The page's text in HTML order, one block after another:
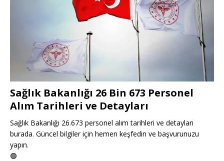
Sağlık Bakanlığı 26 Bin 673 Personel
Alım Tarihleri ve Detayları
Sağlık Bakanlığı 26.673 personel alım tarihleri ve detayları
burada. Güncel bilgiler için hemen keşfedin ve başvurunuzu
yapın.
🟢